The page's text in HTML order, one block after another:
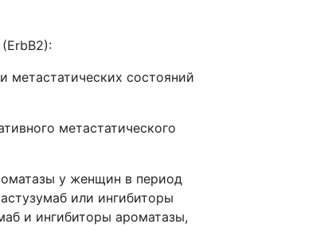
метастатических состояний
метастатического
у женщин в период
или ингибиторы
и ингибиторы ароматазы,